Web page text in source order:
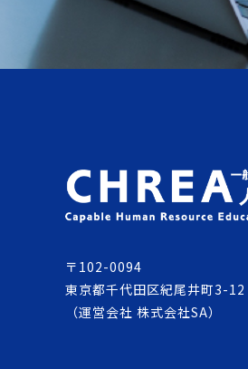
〒102-0094
東京都千代田区紀尾井町3-
（運営会社 株式会社SA）